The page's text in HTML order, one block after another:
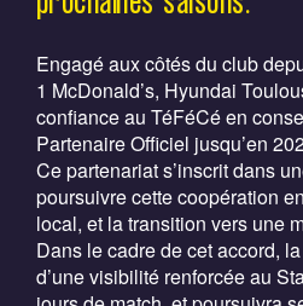
Engagé aux côtés du club
1 McDonald’s, Hyundai
confiance au TéFéCé en
Partenaire Officiel jusqu’en
Ce partenariat s’inscrit dans
poursuivre cette coopération
local, et la transition vers une
Dans le cadre de cet accord,
d’une visibilité renforcée au